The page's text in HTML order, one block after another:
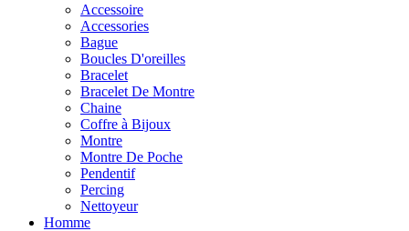
Accessoire
Accessories
Bague
Boucles D'oreilles
Bracelet
Bracelet De Montre
Chaine
Coffre à Bijoux
Montre
Montre De Poche
Pendentif
Percing
Nettoyeur
Homme